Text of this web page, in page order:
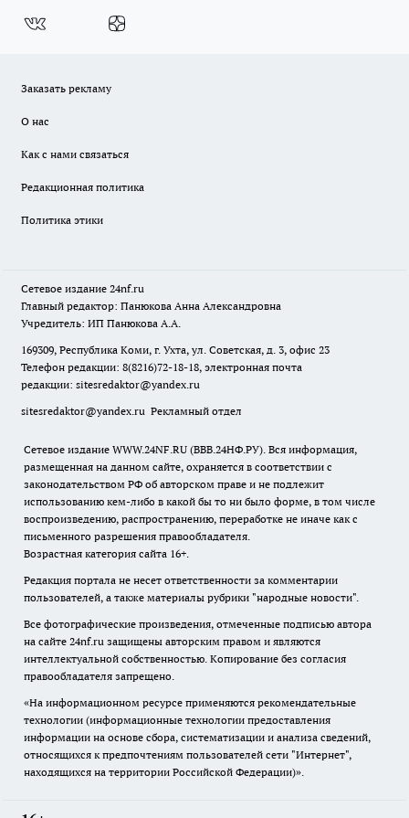
Заказать рекламу
О нас
Как с нами связаться
Редакционная политика
Политика этики
Сетевое издание 24nf.ru
Главный редактор: Панюкова Анна Александровна
Учредитель: ИП Панюкова А.А.
169309, Республика Коми, г. Ухта, ул. Советская, д. 3, офис 23
Телефон редакции: 8(8216)72-18-18, электронная почта
редакции: sitesredaktor@yandex.ru
sitesredaktor@yandex.ru Рекламный отдел
Сетевое издание WWW.24NF.RU (ВВВ.24НФ.РУ). Вся информация,
размещенная на данном сайте, охраняется в соответствии с
законодательством РФ об авторском праве и не подлежит
использованию кем-либо в какой бы то ни было форме, в том числе
воспроизведению, распространению, переработке не иначе как с
письменного разрешения правообладателя.
Возрастная категория сайта 16+.
Редакция портала не несет ответственности за комментарии
пользователей, а также материалы рубрики "народные новости".
Все фотографические произведения, отмеченные подписью автора
на сайте 24nf.ru защищены авторским правом и являются
интеллектуальной собственностью. Копирование без согласия
правообладателя запрещено.
«На информационном ресурсе применяются рекомендательные
технологии (информационные технологии предоставления
информации на основе сбора, систематизации и анализа сведений,
относящихся к предпочтениям пользователей сети "Интернет",
находящихся на территории Российской Федерации)».